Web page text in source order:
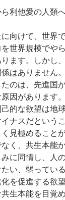
利他愛の人類
向けて、世界
世界規模でや
ます。しかし
はありません
のは、先進国
因があります
的な欲望は地
ナスだという
見極めること
く、共生本能
に同情し、人
い、弱ってい
化を促進する欲
生本能を目覚